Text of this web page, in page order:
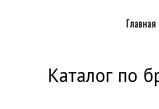
Главная
Каталог по